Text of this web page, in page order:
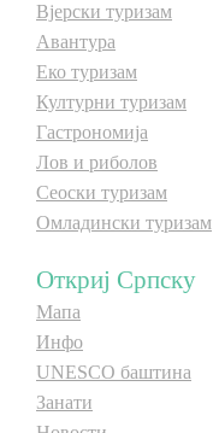
Вјерски туризам
Авантура
Еко туризам
Културни туризам
Гастрономија
Лов и риболов
Сеоски туризам
Омладински туризам
Откриј Српску
Мапа
Инфо
UNESCO баштина
Занати